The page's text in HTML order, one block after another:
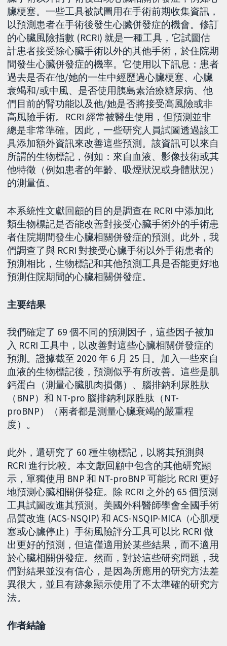
臟梗塞。一些工具被試圖用在手術前期收集資訊，
以預測患者在手術後發生心臟併發症的機會。修訂
的心臟風險指數 (RCRI) 就是一種工具，它試圖估
計患者接受除心臟手術以外的其他手術，於住院期
間發生心臟併發症的機率。它使用以下訊息：患者
過去是否在他/她的一生中經歷過心臟梗塞、心臟
衰竭和/或中風、是否使用胰島素治療糖尿病、他
們目前的腎功能以及他/她是否將接受高風險或非
高風險手術。RCRI 經常被醫生使用，但預測並非
總是非常準確。因此，一些研究人員試圖透過該工
具添加額外資訊來改善這些預測。該資訊可以來自
所謂的生物標記，例如：來自血液、影像技術或其
他特徵（例如患者的年齡、吸煙狀況或身體狀況）
的測量值。
本系統性文獻回顧的目的是調查在 RCRI 中添加此
類生物標記是否能改善對接受心臟手術外的手術患
者住院期間發生心臟相關併發症的預測。此外，我
們調查了與 RCRI 對接受心臟手術以外手術患者的
預測相比，生物標記和其他預測工具是否能更好地
預測住院期間的心臟相關併發症。
主要结果
我們確定了 69 個不同的預測因子，這些因子被加
入 RCRI 工具中，以改善對這些心臟相關併發症的
預測。證據截至 2020 年 6 月 25 日。加入一些來自
血液的生物標記後，預測似乎有所改善。這些是肌
鈣蛋白（測量心臟肌肉損傷）、腦排鈉利尿胜肽
（BNP）和 NT-pro 腦排鈉利尿胜肽（NT-
proBNP）（兩者都是測量心臟衰竭的嚴重程
度）。
此外，還研究了 60 種生物標記，以將其預測與
RCRI 進行比較。本文獻回顧中包含的其他研究顯
示，單獨使用 BNP 和 NT-proBNP 可能比 RCRI 更好
地預測心臟相關併發症。除 RCRI 之外的 65 個預測
工具試圖改進其預測。美國外科醫師學會全國手術
品質改進 (ACS-NSQIP) 和 ACS-NSQIP-MICA（心肌梗
塞或心臟停止）手術風險評分工具可以比 RCRI 做
出更好的預測，但這僅適用於某些結果，而不適用
於心臟相關併發症。然而，對於這些研究問題，我
們對結果並沒有信心，是因為所應用的研究方法差
異很大，並且有跡象顯示使用了不太準確的研究方
法。
作者結論